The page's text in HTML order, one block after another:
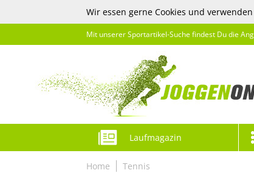
Wir essen gerne Cookies und
Mit unserer Sportartikel-Suche findest Du die
Laufmagazin
Home Tennis